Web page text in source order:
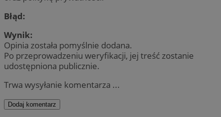
Błąd:
Wynik:
Opinia została pomyślnie dodana.
Po przeprowadzeniu weryfikacji, jej treść zostanie
udostępniona publicznie.
Trwa wysyłanie komentarza ...
Dodaj komentarz